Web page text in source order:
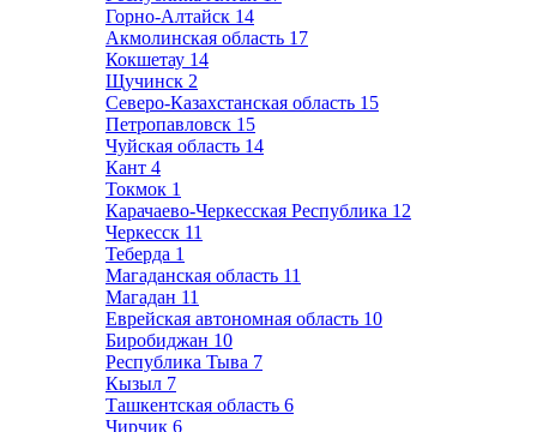
Горно-Алтайск 14
Акмолинская область 17
Кокшетау 14
Щучинск 2
Северо-Казахстанская область 15
Петропавловск 15
Чуйская область 14
Кант 4
Токмок 1
Карачаево-Черкесская Республика 12
Черкесск 11
Теберда 1
Магаданская область 11
Магадан 11
Еврейская автономная область 10
Биробиджан 10
Республика Тыва 7
Кызыл 7
Ташкентская область 6
Чирчик 6